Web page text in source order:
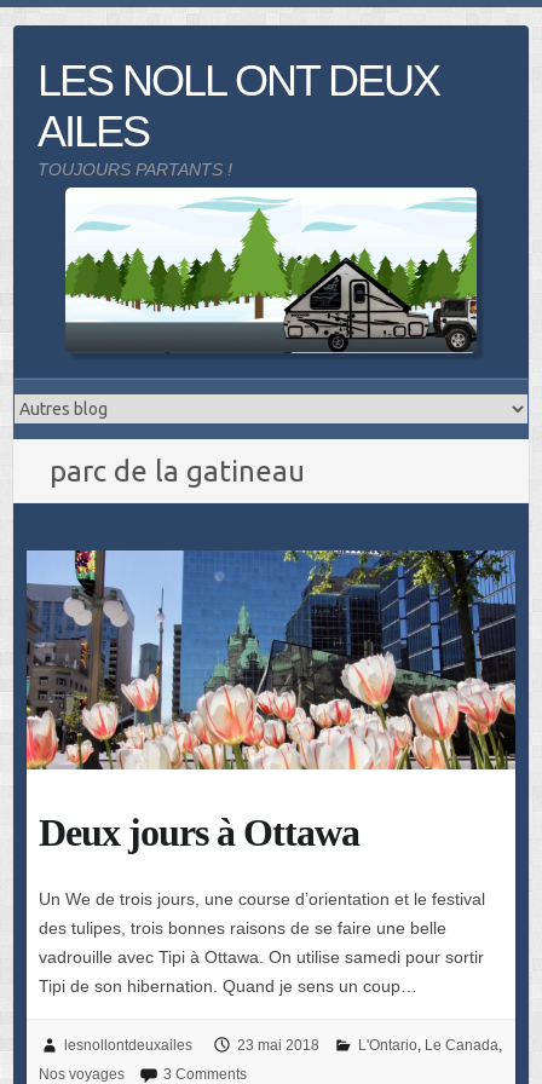
LES NOLL ONT DEUX
AILES
TOUJOURS PARTANTS !
parc de la gatineau
Deux jours à Ottawa
Un We de trois jours, une course d’orientation et le festival
des tulipes, trois bonnes raisons de se faire une belle
vadrouille avec Tipi à Ottawa. On utilise samedi pour sortir
Tipi de son hibernation. Quand je sens un coup…
lesnollontdeuxailes 23 mai 2018 L'Ontario, Le Canada,
Nos voyages
3 Comments